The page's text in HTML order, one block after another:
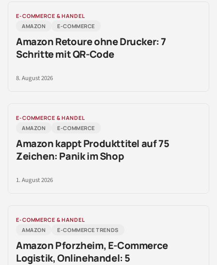
E-COMMERCE & HANDEL
AMAZON
E-COMMERCE
Amazon Retoure ohne Drucker: 7
Schritte mit QR-Code
8. August 2026
E-COMMERCE & HANDEL
AMAZON
E-COMMERCE
Amazon kappt Produkttitel auf 75
Zeichen: Panik im Shop
1. August 2026
E-COMMERCE & HANDEL
AMAZON
E-COMMERCE TRENDS
Amazon Pforzheim, E-Commerce
Logistik, Onlinehandel: 5